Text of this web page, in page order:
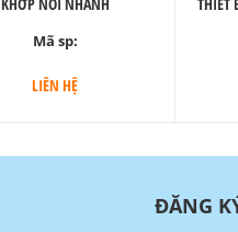
KHỚP NỐI NHANH
Mã sp:
LIÊN HỆ
THIẾT
ĐĂNG